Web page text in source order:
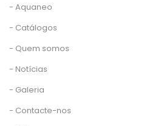
- Aquaneo
- Catálogos
- Quem somos
- Notícias
- Galeria
- Contacte-nos